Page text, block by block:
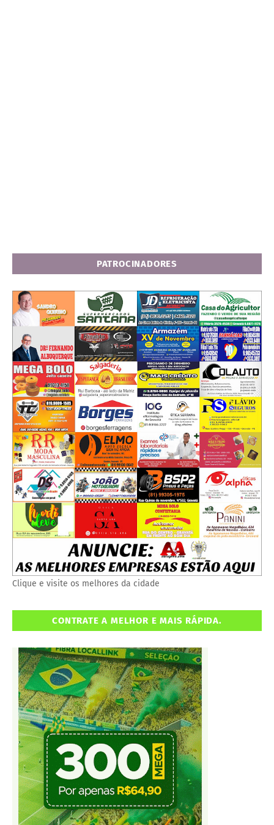
PATROCINADORES
Clique e visite os melhores da cidade
CONTRATE A MELHOR E MAIS RÁPIDA.